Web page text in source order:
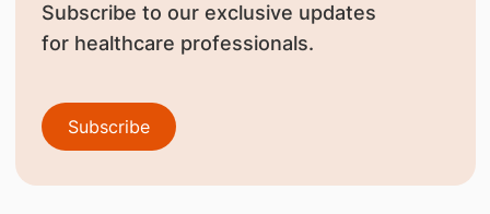
Subscribe to our exclusive updates
for healthcare professionals.
Subscribe